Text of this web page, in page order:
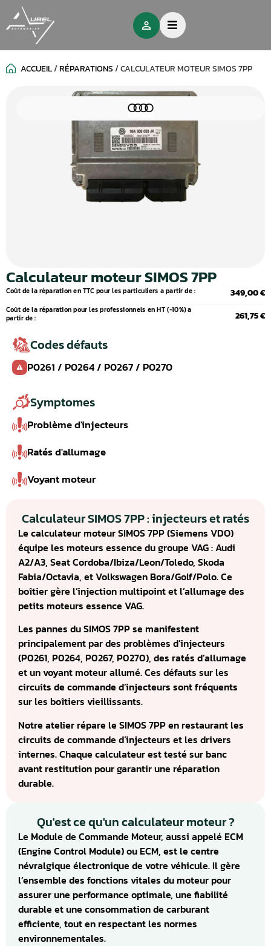
ACCUEIL/RÉPARATIONS/CALCULATEUR MOTEUR SIMOS 7PP
Calculateur moteur SIMOS 7PP
Coût de la réparation en TTC pour les particuliers a partir de : 349,00 €
Coût de la réparation pour les professionnels en HT (-10%) a
partir de : 261,75 €
Codes défauts
P0261 / P0264 / P0267 / P0270
Symptomes
Problème d'injecteurs
Ratés d'allumage
Voyant moteur
Calculateur SIMOS 7PP : injecteurs et ratés
Le calculateur moteur SIMOS 7PP (Siemens VDO)
équipe les moteurs essence du groupe VAG : Audi
A2/A3, Seat Cordoba/Ibiza/Leon/Toledo, Skoda
Fabia/Octavia, et Volkswagen Bora/Golf/Polo. Ce
boîtier gère l’injection multipoint et l’allumage des
petits moteurs essence VAG.
Les pannes du SIMOS 7PP se manifestent
principalement par des problèmes d’injecteurs
(P0261, P0264, P0267, P0270), des ratés d’allumage
et un voyant moteur allumé. Ces défauts sur les
circuits de commande d’injecteurs sont fréquents
sur les boîtiers vieillissants.
Notre atelier répare le SIMOS 7PP en restaurant les
circuits de commande d’injecteurs et les drivers
internes. Chaque calculateur est testé sur banc
avant restitution pour garantir une réparation
durable.
Qu'est ce qu'un calculateur moteur ?
Le Module de Commande Moteur, aussi appelé ECM
(Engine Control Module) ou ECM, est le centre
névralgique électronique de votre véhicule. Il gère
l’ensemble des fonctions vitales du moteur pour
assurer une performance optimale, une fiabilité
durable et une consommation de carburant
efficiente, tout en respectant les normes
environnementales.